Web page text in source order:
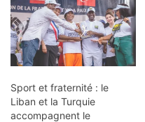
Sport et fraternité : le
Liban et la Turquie
accompagnent le